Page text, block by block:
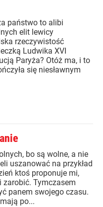
państwo to alibi
elit lewicy
rzeczywistość
Ludwika XVI
Paryża? Otóż ma, i to
się niesławnym
bo są wolne, a nie
uszanować na przykład
ktoś proponuje mi,
zarobić. Tymczasem
panem swojego czasu.
po...